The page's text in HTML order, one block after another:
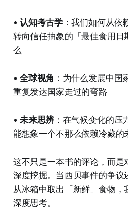
•认知考古学：我们如何从依
转向信任抽象的「最佳食用日
么
•全球视角 ：为什么发展中国
重复发达国家走过的弯路
•未来思辨：在气候变化的压
能想象一个不那么依赖冷藏的
这不只是一本书的评论，而是
深度挖掘。当西贝事件的争议
从冰箱中取出「新鲜」食物，
深度思考。